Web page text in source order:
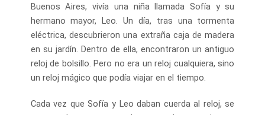
Buenos Aires, vivía una niña llamada Sofía y su
hermano mayor, Leo. Un día, tras una tormenta
eléctrica, descubrieron una extraña caja de madera
en su jardín. Dentro de ella, encontraron un antiguo
reloj de bolsillo. Pero no era un reloj cualquiera, sino
un reloj mágico que podía viajar en el tiempo.
Cada vez que Sofía y Leo daban cuerda al reloj, se